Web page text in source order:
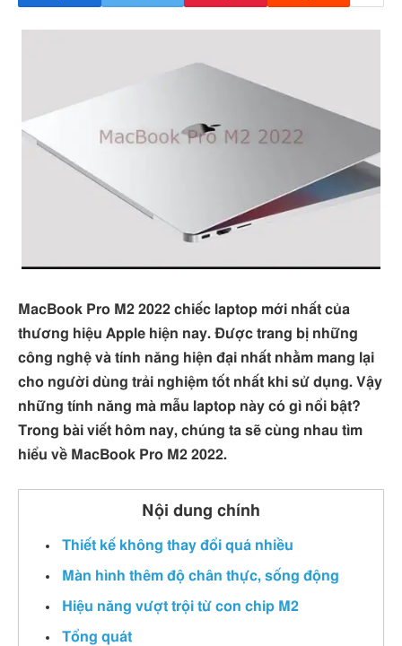
MacBook Pro M2 2022 chiếc laptop mới nhất của
thương hiệu Apple hiện nay. Được trang bị những
công nghệ và tính năng hiện đại nhất nhằm mang lại
cho người dùng trải nghiệm tốt nhất khi sử dụng. Vậy
những tính năng mà mẫu laptop này có gì nổi bật?
Trong bài viết hôm nay, chúng ta sẽ cùng nhau tìm
hiểu về MacBook Pro M2 2022.
Nội dung chính
Thiết kế không thay đổi quá nhiều
Màn hình thêm độ chân thực, sống động
Hiệu năng vượt trội từ con chip M2
Tổng quát